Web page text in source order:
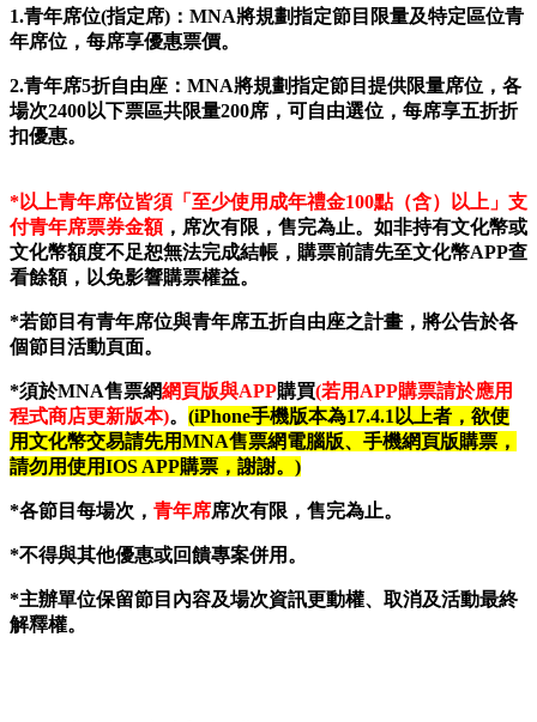
1.青年席位(指定席)：MNA將規劃指定節目限量及特定區位青
年席位，每席享優惠票價。
2.青年席5折自由座：MNA將規劃指定節目提供限量席位，各
場次2400以下票區共限量200席，可自由選位，每席享五折折
扣優惠。
*以上青年席位皆須「至少使用成年禮金100點（含）以上」支
付青年席票券金額，席次有限，售完為止。如非持有文化幣或
文化幣額度不足恕無法完成結帳，購票前請先至文化幣APP查
看餘額，以免影響購票權益。
*若節目有青年席位與青年席五折自由座之計畫，將公告於各
個節目活動頁面。
*須於MNA售票網網頁版與APP購買(若用APP購票請於應用
程式商店更新版本)。 (iPhone手機版本為17.4.1以上者，欲使
用文化幣交易請先用MNA售票網電腦版、手機網頁版購票，
請勿用使用IOS APP購票，謝謝。)
*各節目每場次， 青年席席次有限，售完為止。
*不得與其他優惠或回饋專案併用。
*主辦單位保留節目內容及場次資訊更動權、取消及活動最終
解釋權。